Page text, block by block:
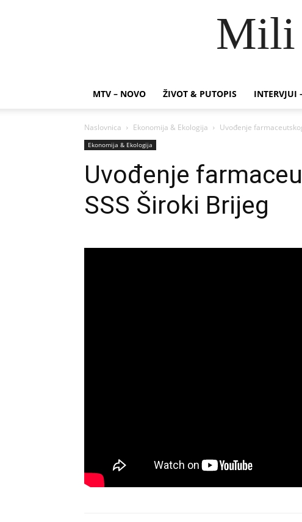
Mili
MTV – NOVO ŽIVOT & PUTOPIS INTERVJUI
Naslovnica Ekonomija & Ekologija Uvođenje
Ekonomija & Ekologija
Uvođenje
SSS Široki Brijeg